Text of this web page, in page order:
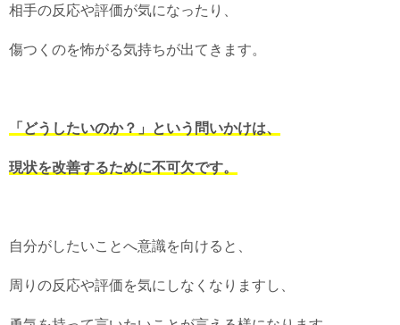
相手の反応や評価が気になったり、
傷つくのを怖がる気持ちが出てきます。
「どうしたいのか？」という問いかけは、
現状を改善するために不可欠です。
自分がしたいことへ意識を向けると、
周りの反応や評価を気にしなくなりますし、